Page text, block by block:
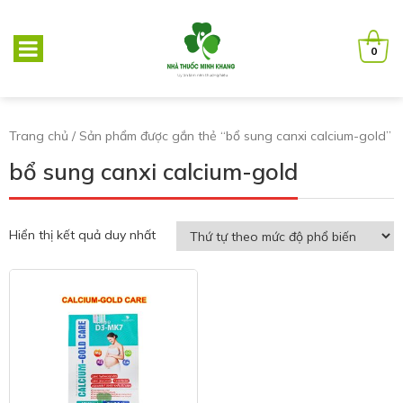
0
Trang chủ / Sản phẩm được gắn thẻ “bổ sung canxi calcium-gold”
bổ sung canxi calcium-gold
Hiển thị kết quả duy nhất